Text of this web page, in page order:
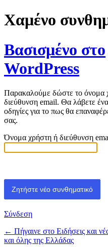
Χαμένο
Βασισμένο στο
WordPress
Παρακαλούμε δώστε το όνομα
διεύθυνση email. Θα λάβετε
οδηγίες για το πως θα
σας.
Όνομα χρήστη ή διεύθυνση
Σύνδεση
← Πήγαινε στο Ειδήσεις και
και όλης της Ελλάδας